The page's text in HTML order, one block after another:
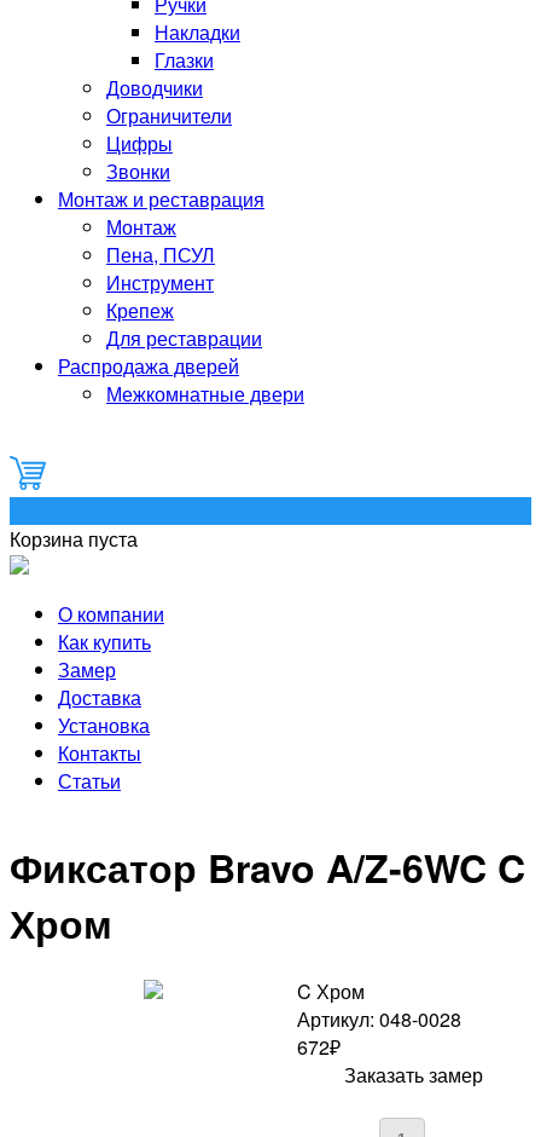
Накладки
Глазки
Доводчики
Ограничители
Цифры
Звонки
Монтаж и реставрация
Монтаж
Пена, ПСУЛ
Инструмент
Крепеж
Для реставрации
Распродажа дверей
Межкомнатные двери
Корзина пуста
О компании
Как купить
Замер
Доставка
Установка
Контакты
Статьи
Фиксатор Bravo A/Z-6WC C
Хром
C Хром
Артикул: 048-0028
672₽
Заказать замер